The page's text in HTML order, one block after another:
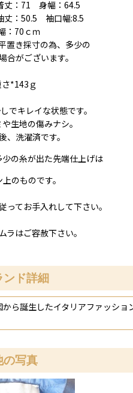
丈：71 身幅：64.5
：50.5 袖口幅:8.5
：70ｃｍ
置き採寸の為、多少の
合がございます。
*143ｇ
でキレイな状態です。
生地の傷みナシ。
、洗濯済です。
の糸が出た先端仕上げは
のものです。
てお手入れして下さい。
はご容赦下さい。
ンド詳細
ら誕生したイタリアファッシ
の写真